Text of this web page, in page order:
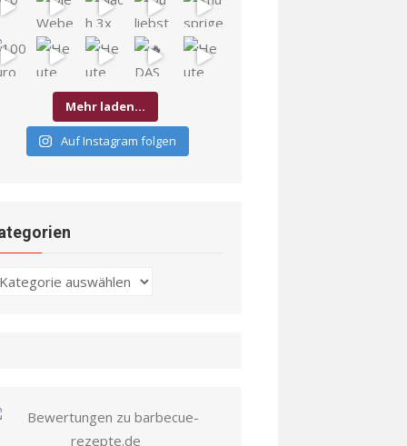
Mehr laden…
Auf Instagram folgen